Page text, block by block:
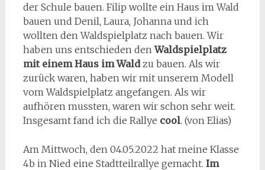
der Schule bauen. Filip wollte ein Haus im Wald
bauen und Denil, Laura, Johanna und ich
wollten den Waldspielplatz nach bauen. Wir
haben uns entschieden denWaldspielplatz
mit einem Haus im Waldzu bauen. Als wir
zurück waren, haben wir mit unserem Modell
vom Waldspielplatz angefangen. Als wir
aufhören mussten, waren wir schon sehr weit.
Insgesamt fand ich die Rallye cool. (von Elias)
Am Mittwoch, den 04.05.2022 hat meine Klasse
4b in Nied eine Stadtteilrallye gemacht. Im